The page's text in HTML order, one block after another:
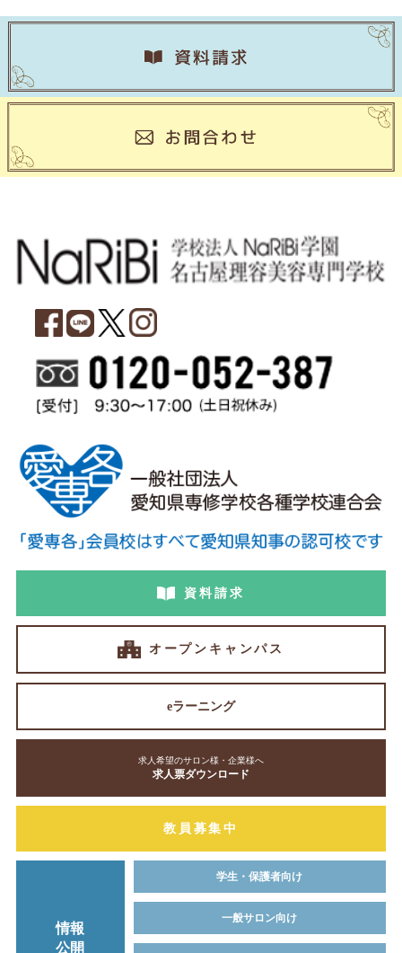
資料請求
オープンキャンパス
eラーニング
求人希望のサロン様・企業様へ
求人票ダウンロード
教員募集中
情報
公開
学生・保護者向け
一般サロン向け